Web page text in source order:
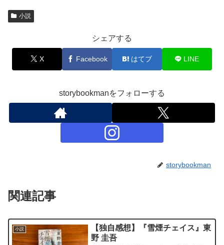
小説
シェアする
X Facebook はてブ LINE
storybookmanをフォローする
storybookman
関連記事
小説
【独自感想】『雪煙チェイス』東
野 圭吾